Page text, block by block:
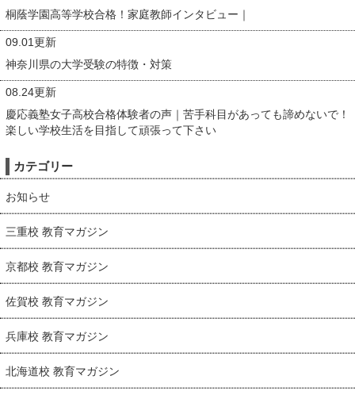
桐蔭学園高等学校合格！家庭教師インタビュー｜
09.01更新
神奈川県の大学受験の特徴・対策
08.24更新
慶応義塾女子高校合格体験者の声｜苦手科目があっても諦めないで！
楽しい学校生活を目指して頑張って下さい
カテゴリー
お知らせ
三重校 教育マガジン
京都校 教育マガジン
佐賀校 教育マガジン
兵庫校 教育マガジン
北海道校 教育マガジン